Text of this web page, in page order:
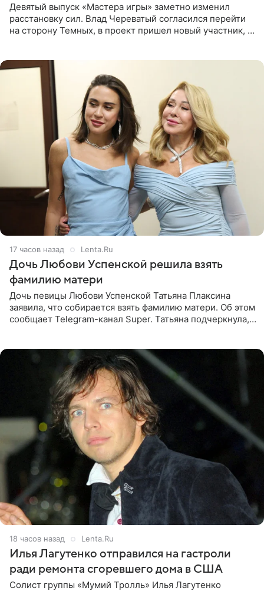
Девятый выпуск «Мастера игры» заметно изменил
расстановку сил. Влад Череватый согласился перейти
на сторону Темных, в проект пришел новый участник, а
17 часов назад Lenta.Ru
Дочь Любови Успенской решила взять
фамилию матери
Дочь певицы Любови Успенской Татьяна Плаксина
заявила, что собирается взять фамилию матери. Об этом
сообщает Telegram-канал Super. Татьяна подчеркнула,
18 часов назад Lenta.Ru
Илья Лагутенко отправился на гастроли
ради ремонта сгоревшего дома в США
Солист группы «Мумий Тролль» Илья Лагутенко